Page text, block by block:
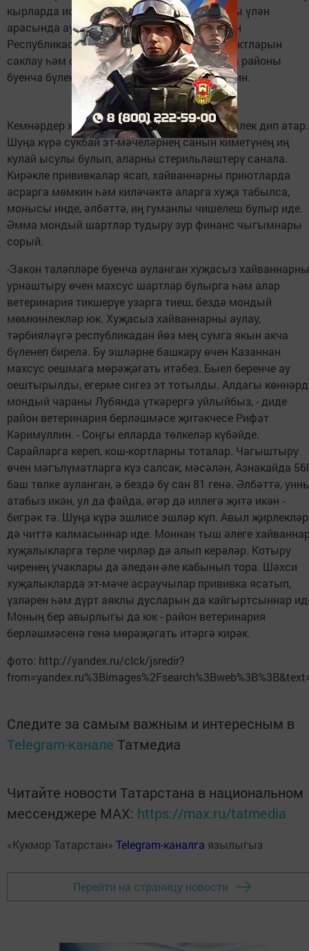
кырларда исә бу рөхсәт ителә, әмма аларны үлән
арасында аулау кыенлаша, - диде Татарстан
Республикасында хайваннар дөньясы объектларын
саклау һәм файдалану идарәсенең Кукмара районы
буенча бүлек җитәкчесе Рафаэль Заһидуллин.
Кемнәрдер хайваннарны юк итүне рәхимсезлек дип атар.
Шуңа күрә сукбай эт-мәчеләрнең санын киметүнең иң
кулай ысулы булып, аларны стерильләштерү санала.
Кирәкле прививкалар ясап, хайваннарны приютларда
асрарга мөмкин һәм киләчәктә аларга хуҗа табылса,
монысы инде, әлбәттә, иң гуманлы чишелеш булыр иде.
Әмма мондый шартлар тудыру зур финанс чыгымнары
сорый.
-Закон таләпләре буенча ауланган хуҗасыз хайваннарны
урнаштыру өчен махсус шартлар булырга һәм алар
ветеринария тикшерүе узарга тиеш, бездә мондый
мөмкинлекләр юк. Хуҗасыз хайваннарны аулау,
тәрбияләүгә республикадан йөз мең сумга якын акча
бүленеп бирелә. Бу эшләрне башкару өчен Казаннан
махсус оешмага мөрәҗәгать итәбез. Быел беренче ау
оештырылды, егерме сигез эт тотылды. Алдагы
мондый чараны Лубянда үткәрергә уйлыйбыз, - диде
район ветеринария берләшмәсе җитәкчесе Рифат
Кәримуллин. - Соңгы елларда төлкеләр күбәйде.
Сарайларга кереп, кош-кортларны тоталар. Чагыштыру
өчен мәгълүматларга күз салсак, мәсәлән, Азнакайда
баш төлке ауланган, ә бездә бу сан 81 генә. Әлбәттә,
атабыз икән, ул да файда, әгәр дә иллегә җитә икән -
бигрәк тә. Шуңа күрә эшлисе эшләр күп. Авыл
дә читтә калмасыннар иде. Моннан тыш әлеге
хуҗалыкларга төрле чирләр дә алып керәләр. Котыру
чиренең учаклары да әледән-әле кабынып тора. Шәхси
хуҗалыкларда эт-мәче асраучылар прививка ясатып,
үзләрен һәм дүрт аяклы дусларын да кайгыртсыннар
Моның бер авырлыгы да юк - район ветеринария
берләшмәсенә генә мөрәҗәгать итәргә кирәк.
фото: http://yandex.ru/clck/jsredir?
Следите за самым важным и интересным в
Telegram-канале Татмедиа
Читайте новости Татарстана в национальном
мессенджере MАХ: https://max.ru/tatmedia
«Кукмор Татарстан» Telegram-каналга язылыгыз
Перейти на страницу новости